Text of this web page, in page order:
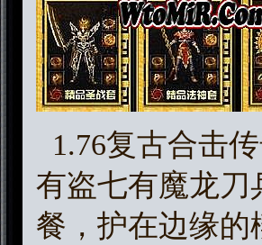
1.76复古合击
有盗七有魔龙刀
餐，护在边缘